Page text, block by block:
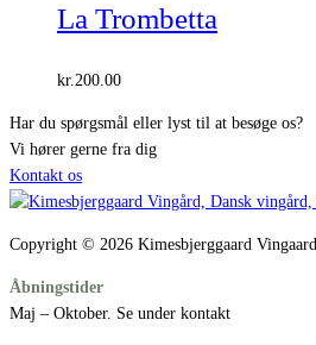
La Trombetta
kr. 200.00
Har du spørgsmål eller lyst til at besøge os?
Vi hører gerne fra dig
Kontakt os
Copyright © 2026 Kimesbjerggaard Vingaard
Åbningstider
Maj – Oktober. Se under kontakt